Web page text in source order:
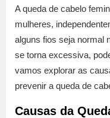
A queda de cabelo
mulheres,
alguns fios seja normal
se torna excessiva,
vamos explorar as
prevenir a queda de
Causas da